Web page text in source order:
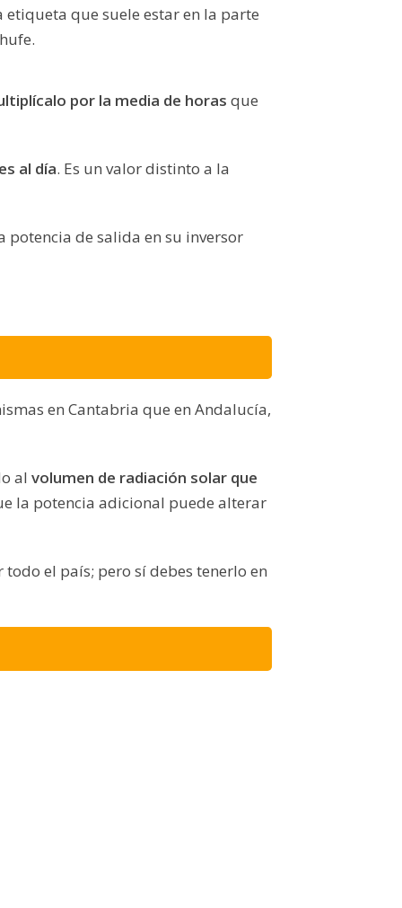
que suele estar en la parte
por la media de horas que
al día. Es un valor distinto a la
potencia de salida en su inversor
en Cantabria que en Andalucía,
al volumen de radiación solar que
la potencia adicional puede alterar
el país; pero sí debes tenerlo en